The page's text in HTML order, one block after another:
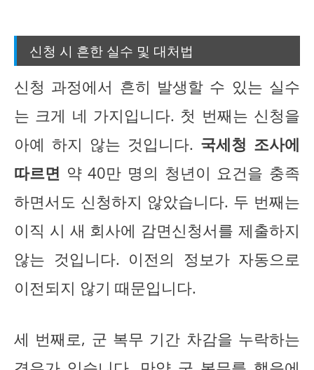
신청 시 흔한 실수 및 대처법
신청 과정에서 흔히 발생할 수 있는 실수
는 크게 네 가지입니다. 첫 번째는 신청을
아예 하지 않는 것입니다. 국세청 조사에
따르면 약 40만 명의 청년이 요건을 충족
하면서도 신청하지 않았습니다. 두 번째는
이직 시 새 회사에 감면신청서를 제출하지
않는 것입니다. 이전의 정보가 자동으로
이전되지 않기 때문입니다.
세 번째로, 군 복무 기간 차감을 누락하는